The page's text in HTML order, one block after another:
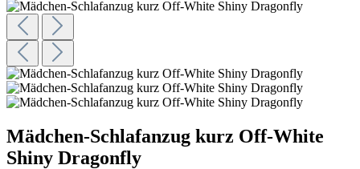
Mädchen-Schlafanzug kurz Off-White
Shiny Dragonfly